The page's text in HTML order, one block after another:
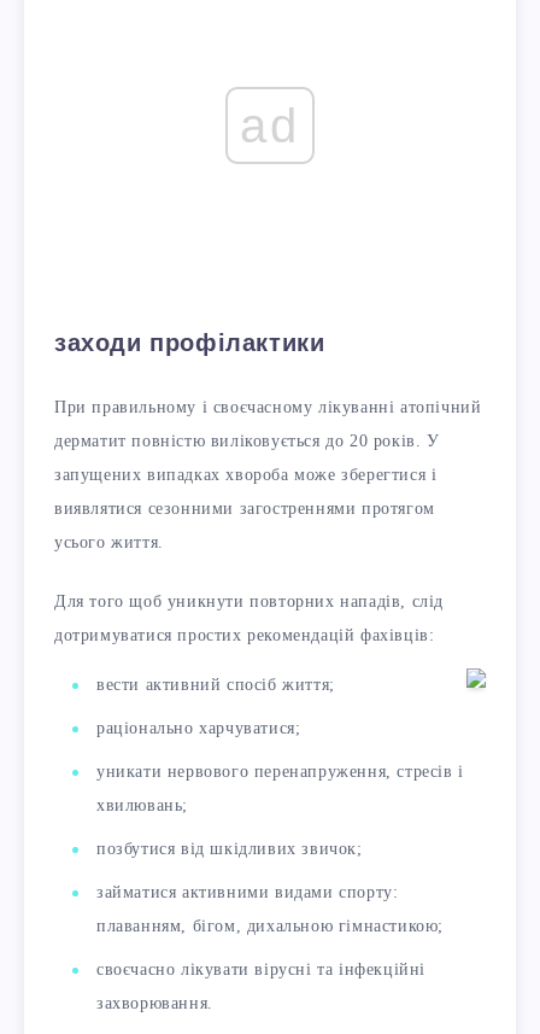
ad
заходи профілактики
При правильному і своєчасному лікуванні атопічний
дерматит повністю виліковується до 20 років. У
запущених випадках хвороба може зберегтися і
виявлятися сезонними загостреннями протягом
усього життя.
Для того щоб уникнути повторних нападів, слід
дотримуватися простих рекомендацій фахівців:
вести активний спосіб життя;
раціонально харчуватися;
уникати нервового перенапруження, стресів і
хвилювань;
позбутися від шкідливих звичок;
займатися активними видами спорту:
плаванням, бігом, дихальною гімнастикою;
своєчасно лікувати вірусні та інфекційні
захворювання.